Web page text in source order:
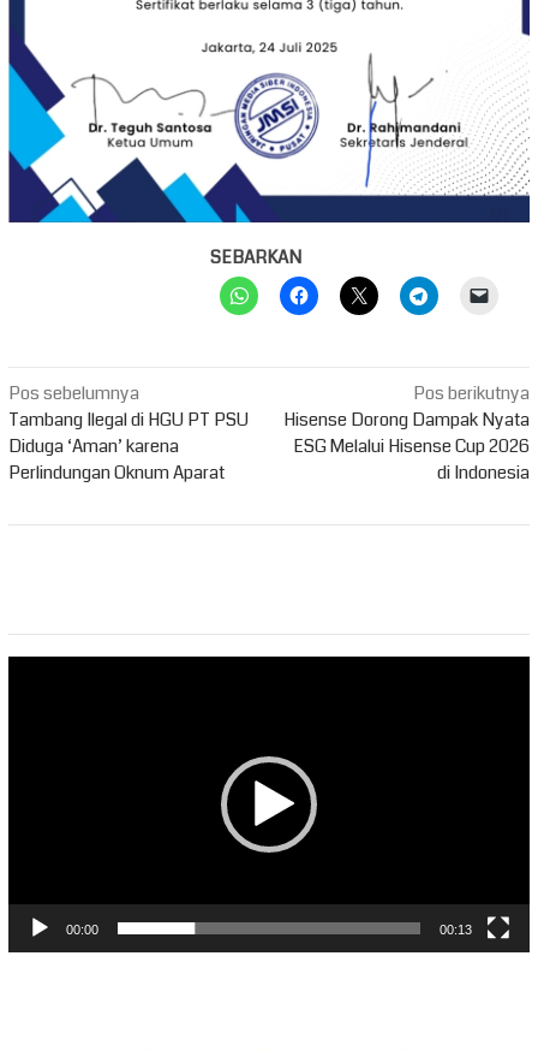
SEBARKAN
Navigasi
pos
Pos sebelumnya
Tambang Ilegal di HGU PT PSU
Diduga ‘Aman’ karena
Perlindungan Oknum Aparat
Pos berikutnya
Hisense Dorong Dampak Nyata
ESG Melalui Hisense Cup 2026
di Indonesia
00:00 00:13